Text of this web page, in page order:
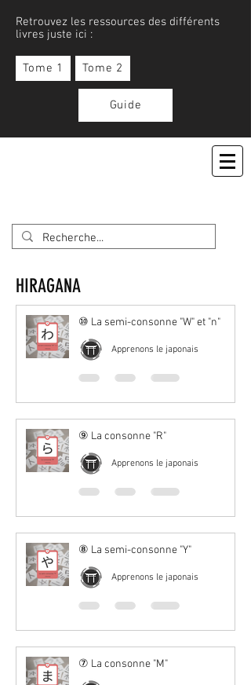
Retrouvez les ressources des différents
livres juste ici :
Tome 1 Tome 2
Guide
HIRAGANA
⑩ La semi-consonne "W" et "n"
Apprenons le japonais
⑨ La consonne "R"
Apprenons le japonais
⑧ La semi-consonne "Y"
Apprenons le japonais
⑦ La consonne "M"